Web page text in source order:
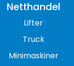
Netthandel
Lifter
Truck
Minimaskiner